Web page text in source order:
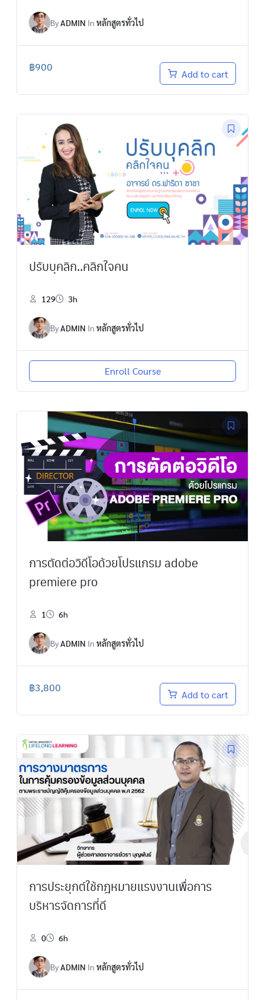
ByADMIN In หลักสูตรทั่วไป
฿900
Add to cart
ปรับบุคลิก..คลิกใจคน
129 3h
By ADMIN In หลักสูตรทั่วไป
Enroll Course
การตัดต่อวิดีโอด้วยโปรแกรม adobe
premiere pro
1 6h
ByADMIN In หลักสูตรทั่วไป
฿3,800
Add to cart
การประยุกต์ใช้กฎหมายแรงงานเพื่อการ
บริหารจัดการที่ดี
0 6h
ByADMIN In หลักสูตรทั่วไป